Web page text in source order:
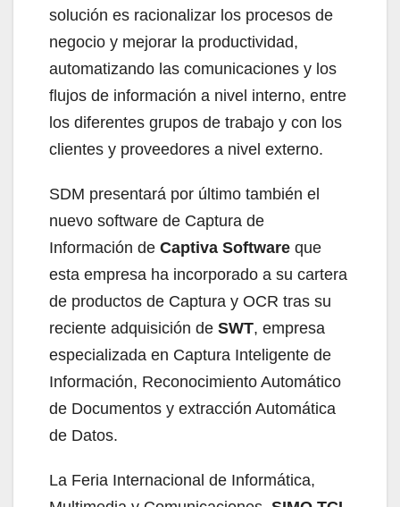
solución es racionalizar los procesos de
negocio y mejorar la productividad,
automatizando las comunicaciones y los
flujos de información a nivel interno, entre
los diferentes grupos de trabajo y con los
clientes y proveedores a nivel externo.
SDM presentará por último también el
nuevo software de Captura de
Información de Captiva Software que
esta empresa ha incorporado a su cartera
de productos de Captura y OCR tras su
reciente adquisición de SWT, empresa
especializada en Captura Inteligente de
Información, Reconocimiento Automático
de Documentos y extracción Automática
de Datos.
La Feria Internacional de Informática,